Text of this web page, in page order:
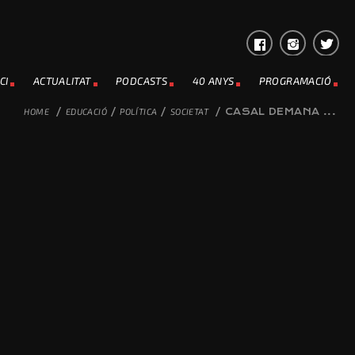
ACTUALITAT PODCASTS 40 ANYS PROGRAMACIÓ
HOME / EDUCACIÓ / POLÍTICA / SOCIETAT / CASAL DEMANA ...